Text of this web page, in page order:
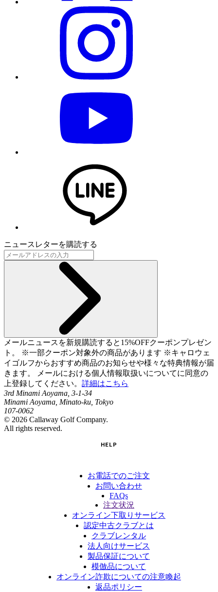
ニュースレターを購読する
メールニュースを新規購読すると15%OFFクーポンプレゼン
ト。 ※一部クーポン対象外の商品があります ※キャロウェ
イゴルフからおすすめ商品のお知らせや様々な特典情報が届
きます。 メールにおける個人情報取扱いについてに同意の
上登録してください。 詳細はこちら
3rd Minami Aoyama, 3-1-34
Minami Aoyama, Minato-ku, Tokyo
107-0062
© 2026 Callaway Golf Company.
All rights reserved.
HELP
お電話でのご注文
お問い合わせ
FAQs
注文状況
オンライン下取りサービス
認定中古クラブとは
クラブレンタル
法人向けサービス
製品保証について
模倣品について
オンライン詐欺についての注意喚起
返品ポリシー